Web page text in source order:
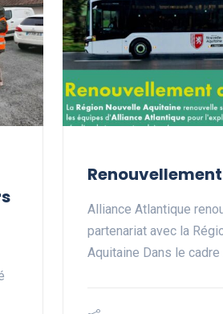
Alliance Atlantique
partenariat avec la
Aquitaine Dans le cadre